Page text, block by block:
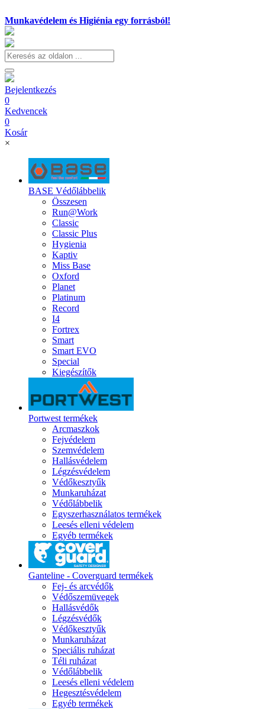
Munkavédelem és Higiénia egy forrásból!
Bejelentkezés
0
Kedvencek
0
Kosár
×
BASE Védőlábbelik
Összesen
Run@Work
Classic
Classic Plus
Hygienia
Kaptiv
Miss Base
Oxford
Planet
Platinum
Record
I4
Fortrex
Smart
Smart EVO
Special
Kiegészítők
Portwest termékek
Arcmaszkok
Fejvédelem
Szemvédelem
Hallásvédelem
Légzésvédelem
Védőkesztyűk
Munkaruházat
Védőlábbelik
Egyszerhasználatos termékek
Leesés elleni védelem
Egyéb termékek
Ganteline - Coverguard termékek
Fej- és arcvédők
Védőszemüvegek
Hallásvédők
Légzésvédők
Védőkesztyűk
Munkaruházat
Speciális ruházat
Téli ruházat
Védőlábbelik
Leesés elleni védelem
Hegesztésvédelem
Egyéb termékek